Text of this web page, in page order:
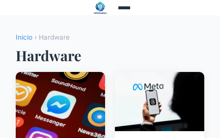
Inicio › Hardware
Hardware